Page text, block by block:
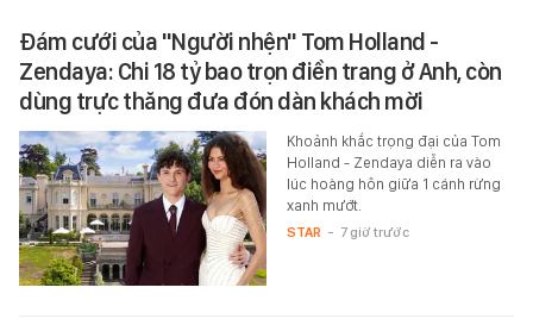
Đám cưới của "Người nhện" Tom Holland -
Zendaya: Chi 18 tỷ bao trọn điền trang ở Anh, còn
dùng trực thăng đưa đón dàn khách mời
Khoảnh khắc trọng đại của Tom
Holland - Zendaya diễn ra vào
lúc hoàng hôn giữa 1 cánh rừng
xanh mướt.
STAR - 7 giờ trước